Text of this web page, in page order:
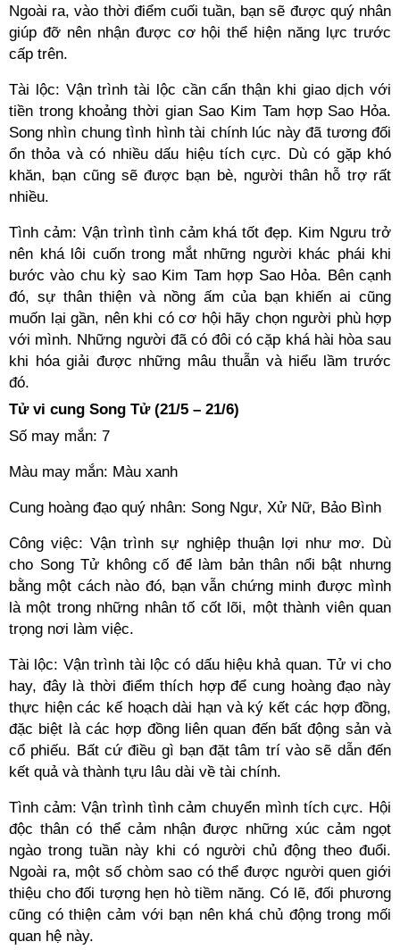
Ngoài ra, vào thời điểm cuối tuần, bạn sẽ được quý nhân
giúp đỡ nên nhận được cơ hội thể hiện năng lực trước
cấp trên.
Tài lộc: Vận trình tài lộc cần cẩn thận khi giao dịch với
tiền trong khoảng thời gian Sao Kim Tam hợp Sao Hỏa.
Song nhìn chung tình hình tài chính lúc này đã tương đối
ổn thỏa và có nhiều dấu hiệu tích cực. Dù có gặp khó
khăn, bạn cũng sẽ được bạn bè, người thân hỗ trợ rất
nhiều.
Tình cảm: Vận trình tình cảm khá tốt đẹp. Kim Ngưu trở
nên khá lôi cuốn trong mắt những người khác phái khi
bước vào chu kỳ sao Kim Tam hợp Sao Hỏa. Bên cạnh
đó, sự thân thiện và nồng ấm của bạn khiến ai cũng
muốn lại gần, nên khi có cơ hội hãy chọn người phù hợp
với mình. Những người đã có đôi có cặp khá hài hòa sau
khi hóa giải được những mâu thuẫn và hiểu lầm trước
đó.
Tử vi cung Song Tử (21/5 – 21/6)
Số may mắn: 7
Màu may mắn: Màu xanh
Cung hoàng đạo quý nhân: Song Ngư, Xử Nữ, Bảo Bình
Công việc: Vận trình sự nghiệp thuận lợi như mơ. Dù
cho Song Tử không cố để làm bản thân nổi bật nhưng
bằng một cách nào đó, bạn vẫn chứng minh được mình
là một trong những nhân tố cốt lõi, một thành viên quan
trọng nơi làm việc.
Tài lộc: Vận trình tài lộc có dấu hiệu khả quan. Tử vi cho
hay, đây là thời điểm thích hợp để cung hoàng đạo này
thực hiện các kế hoạch dài hạn và ký kết các hợp đồng,
đặc biệt là các hợp đồng liên quan đến bất động sản và
cổ phiếu. Bất cứ điều gì bạn đặt tâm trí vào sẽ dẫn đến
kết quả và thành tựu lâu dài về tài chính.
Tình cảm: Vận trình tình cảm chuyển mình tích cực. Hội
độc thân có thể cảm nhận được những xúc cảm ngọt
ngào trong tuần này khi có người chủ động theo đuổi.
Ngoài ra, một số chòm sao có thể được người quen giới
thiệu cho đối tượng hẹn hò tiềm năng. Có lẽ, đối phương
cũng có thiện cảm với bạn nên khá chủ động trong mối
quan hệ này.